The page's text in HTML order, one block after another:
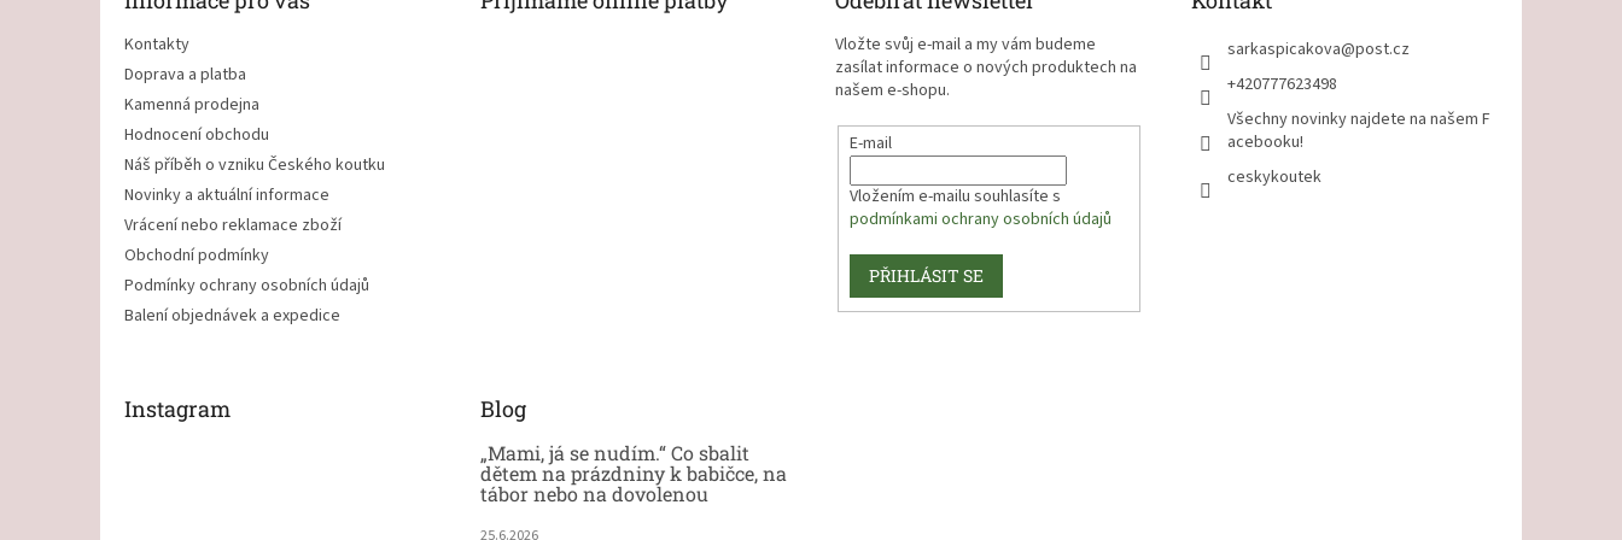
Kontakty
Doprava a platba
Kamenná prodejna
Hodnocení obchodu
Náš příběh o vzniku Českého koutku
Novinky a aktuální informace
Vrácení nebo reklamace zboží
Obchodní podmínky
Podmínky ochrany osobních údajů
Balení objednávek a expedice
Vložte svůj e-mail a my vám budeme
zasílat informace o nových produktech na
našem e-shopu.
E-mail
Vložením e-mailu souhlasíte s
podmínkami ochrany osobních údajů
PŘIHLÁSIT SE
sarkaspicakova@post.cz
+420777623498
Všechny novinky najdete na našem F
acebooku!
ceskykoutek
Instagram Blog
„Mami, já se nudím.“ Co sbalit
dětem na prázdniny k babičce, na
tábor nebo na dovolenou